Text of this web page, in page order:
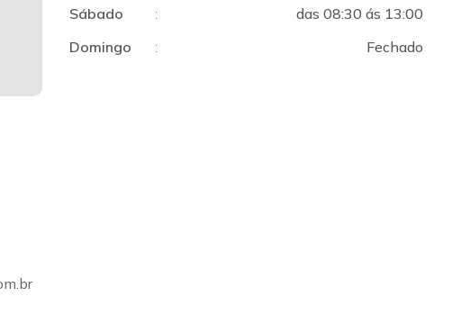
Sábado
:
das 08:30 ás 13:00
Domingo
: Fechado